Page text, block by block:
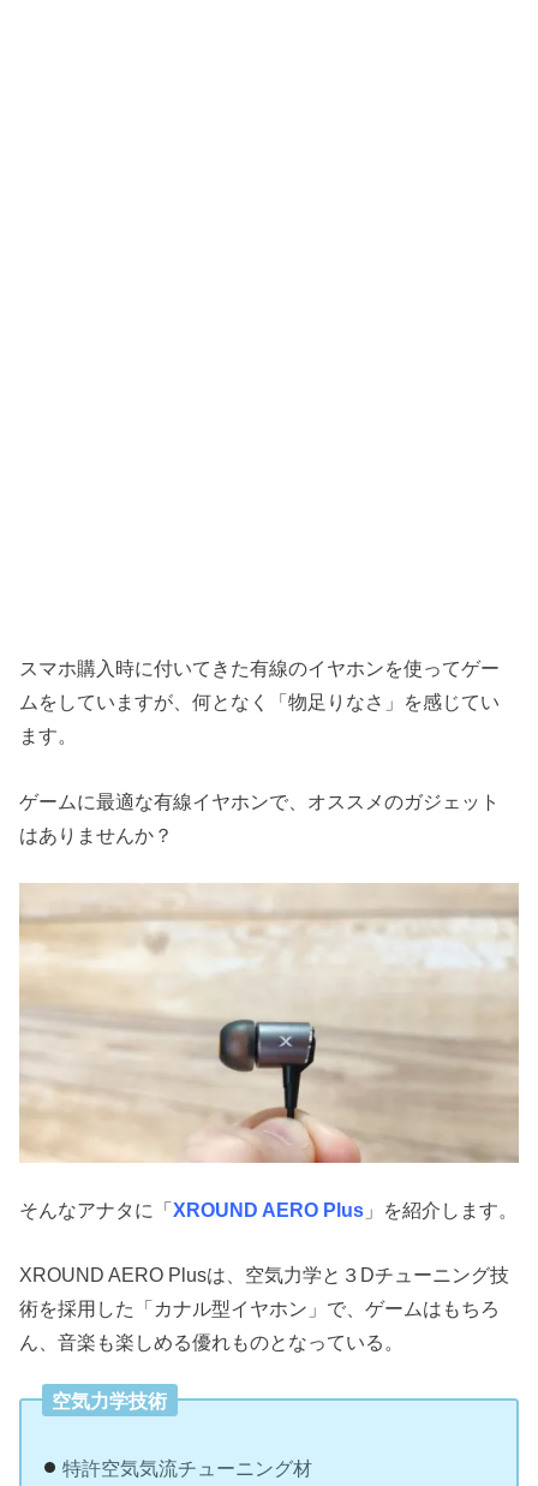
スマホ購入時に付いてきた有線のイヤホンを使ってゲー
ムをしていますが、何となく「物足りなさ」を感じてい
ます。
ゲームに最適な有線イヤホンで、オススメのガジェット
はありませんか？
そんなアナタに「XROUND AERO Plus 」を紹介します。
XROUND AERO Plusは、空気力学と３Dチューニング技
術を採用した「カナル型イヤホン」で、ゲームはもちろ
ん、音楽も楽しめる優れものとなっている。
空気力学技術
特許空気気流チューニング材